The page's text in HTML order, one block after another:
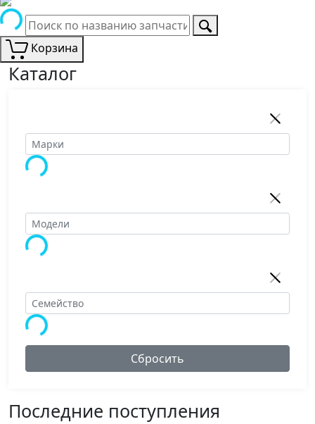
Корзина
Каталог
Сбросить
Последние поступления